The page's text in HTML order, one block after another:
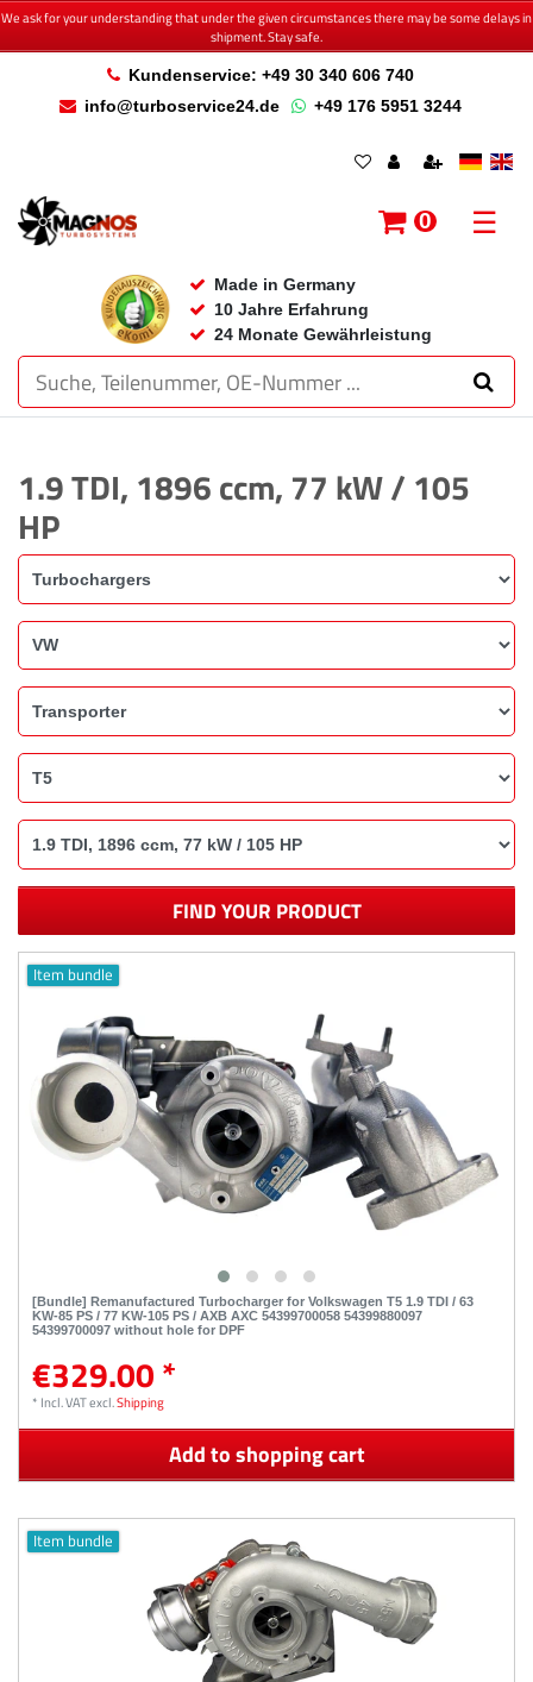
We ask for your understanding that under the given circumstances there may be some delays in
shipment. Stay safe.
Kundenservice: +49 30 340 606 740
info@turboservice24.de
+49 176 5951 3244
Made in Germany
10 Jahre Erfahrung
24 Monate Gewährleistung
0 ☰
1.9 TDI, 1896 ccm, 77 kW / 105
HP
FIND YOUR PRODUCT
Item bundle
[Bundle] Remanufactured Turbocharger for Volkswagen T5 1.9 TDI / 63
KW-85 PS / 77 KW-105 PS / AXB AXC 54399700058 54399880097
54399700097 without hole for DPF
€329.00 *
* Incl. VATexcl.Shipping
Add to shopping cart
Item bundle